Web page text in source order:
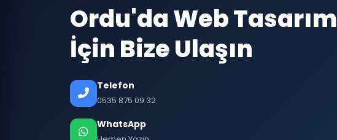
Ordu'da Web Tasarım
İçin Bize Ulaşın
Telefon
0535 875 09 32
WhatsApp